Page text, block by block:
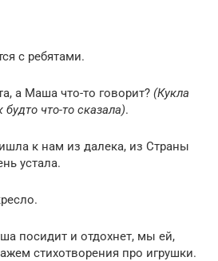
с ребятами.
а Маша что-то говорит? (Кукла
будто что-то сказала).
к нам из далека, из Страны
устала.
посидит и отдохнет, мы ей,
стихотворения про игрушки.